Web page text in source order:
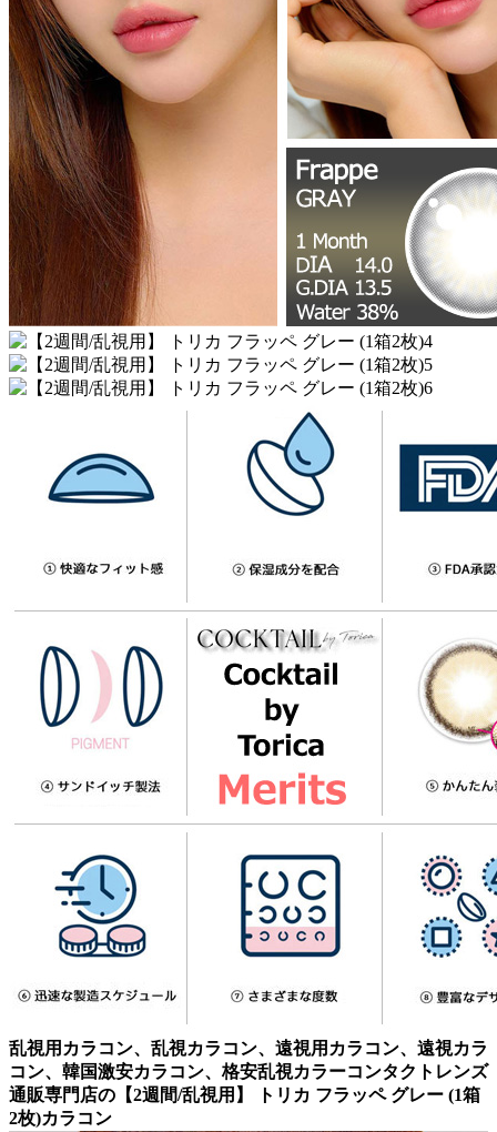
乱視用カラコン、乱視カラコン、遠視用カラコン、遠視カラ
コン、韓国激安カラコン、格安乱視カラーコンタクトレンズ
通販専門店の【2週間/乱視用】 トリカ フラッペ グレー (1箱
2枚)カラコン